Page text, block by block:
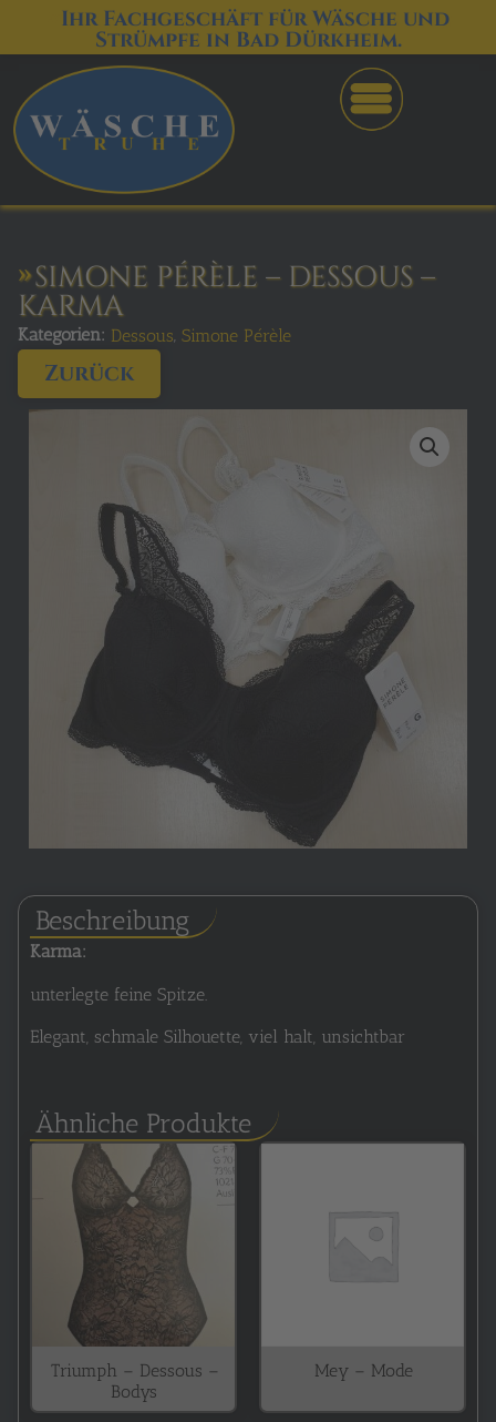
Ihr Fachgeschäft für Wäsche und
Strümpfe in Bad Dürkheim.
SIMONE PÉRÈLE – DESSOUS –
KARMA
Kategorien: Dessous, Simone Pérèle
Zurück
Beschreibung
Karma:
unterlegte feine Spitze.
Elegant, schmale Silhouette, viel halt, unsichtbar
Ähnliche Produkte
Triumph – Dessous –
Bodys
Mey – Mode